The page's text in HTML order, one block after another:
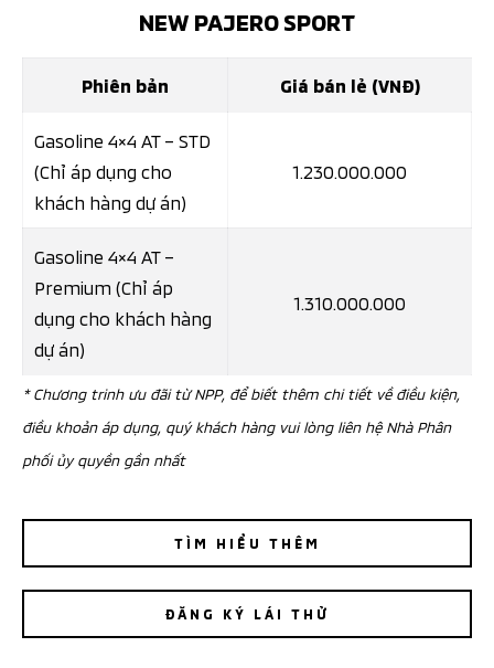
NEW PAJERO SPORT
Phiên bản Giá bán lẻ (VNĐ)
Gasoline 4×4 AT – STD
(Chỉ áp dụng cho
khách hàng dự án)
1.230.000.000
Gasoline 4×4 AT –
Premium (Chỉ áp
dụng cho khách hàng
dự án)
1.310.000.000
* Chương trinh ưu đãi từ NPP, để biết thêm chi tiết về điều kiện,
điều khoản áp dụng, quý khách hàng vui lòng liên hệ Nhà Phân
phối ủy quyền gần nhất
TÌM HIỂU THÊM
ĐĂNG KÝ LÁI THỬ